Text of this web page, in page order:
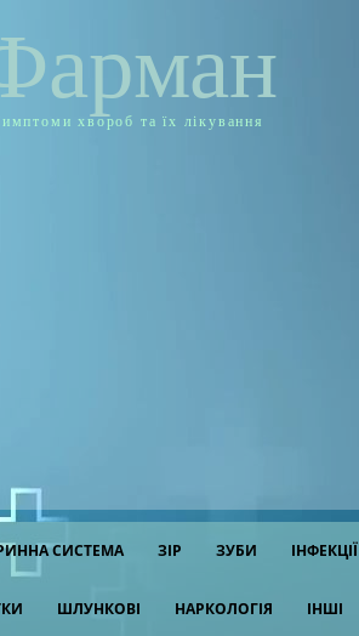
хвороб та їх лікування
СИСТЕМА ЗІР ЗУБИ ІНФЕКЦІЇ
ШЛУНКОВІ НАРКОЛОГІЯ ІНШІ